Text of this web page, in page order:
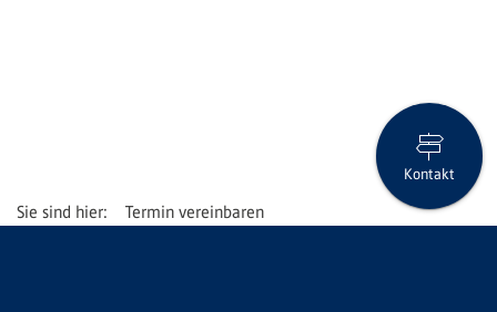
Termin vereinbaren
Kontakt